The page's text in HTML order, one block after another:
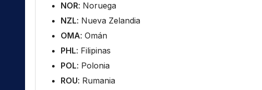
NOR: Noruega
NZL: Nueva Zelandia
OMA: Omán
PHL: Filipinas
POL: Polonia
ROU: Rumania